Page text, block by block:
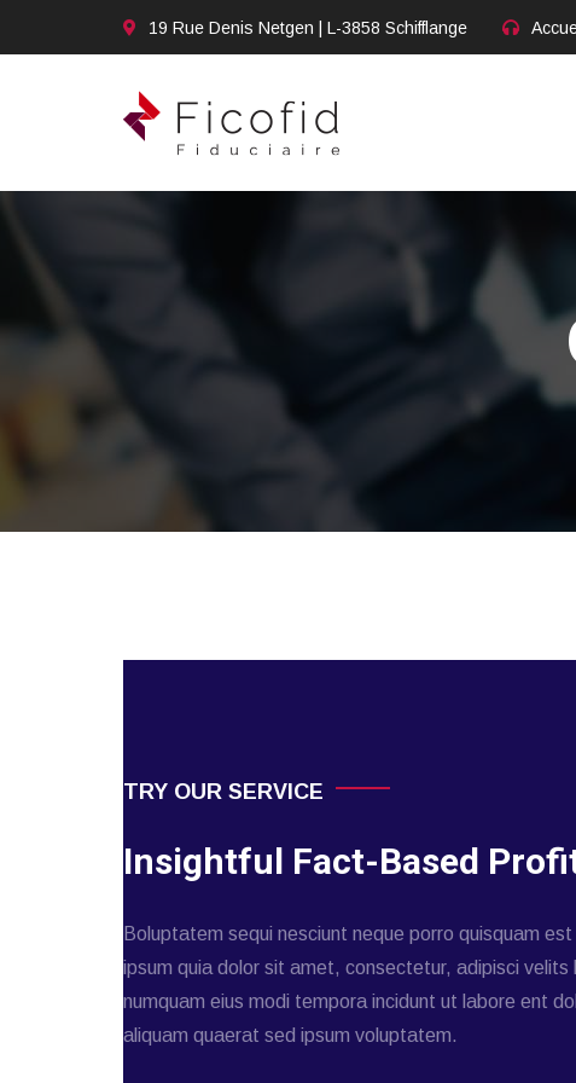
19 Rue Denis Netgen | L-3858 Schifflange
TRY OUR SERVICE
Insightful Fact-Based
Boluptatem sequi nesciunt neque porro quisquam est
ipsum quia dolor sit amet, consectetur, adipisci velits
numquam eius modi tempora incidunt ut labore ent
aliquam quaerat sed ipsum voluptatem.